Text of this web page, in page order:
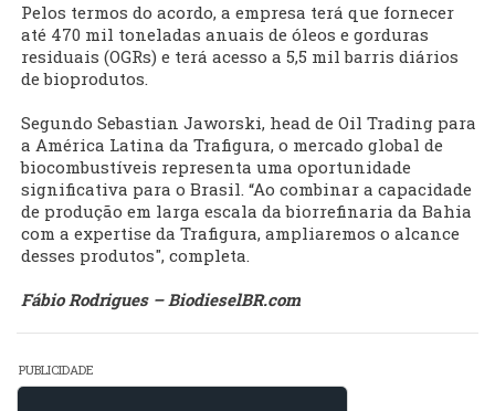
Pelos termos do acordo, a empresa terá que fornecer
até 470 mil toneladas anuais de óleos e gorduras
residuais (OGRs) e terá acesso a 5,5 mil barris diários
de bioprodutos.
Segundo Sebastian Jaworski, head de Oil Trading para
a América Latina da Trafigura, o mercado global de
biocombustíveis representa uma oportunidade
significativa para o Brasil. “Ao combinar a capacidade
de produção em larga escala da biorrefinaria da Bahia
com a expertise da Trafigura, ampliaremos o alcance
desses produtos", completa.
Fábio Rodrigues – BiodieselBR.com
PUBLICIDADE